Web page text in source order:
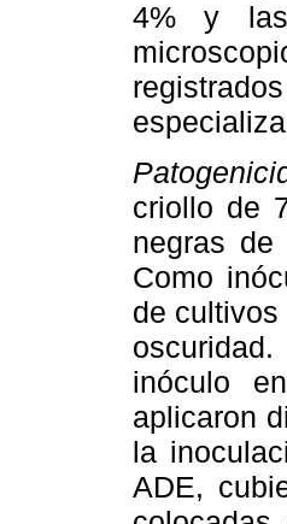
4% y las
criollo de
negras de
Como
de
inóculo
aplicaron
la
ADE,